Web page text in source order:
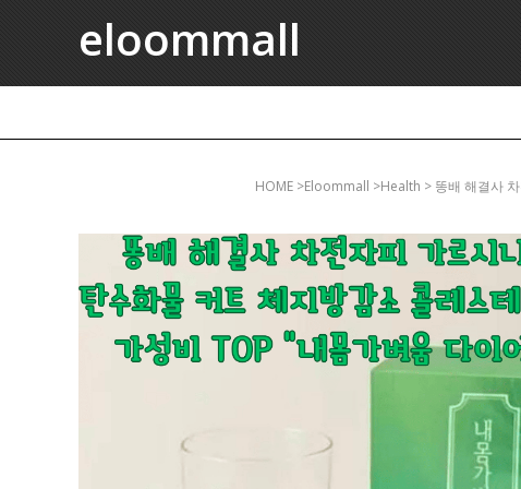
eloommall
HOME >eloommall >health > 똥배 해결사